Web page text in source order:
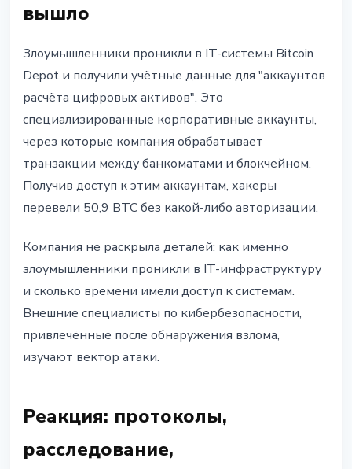
вышло
Злоумышленники проникли в IT-системы Bitcoin
Depot и получили учётные данные для "аккаунтов
расчёта цифровых активов". Это
специализированные корпоративные аккаунты,
через которые компания обрабатывает
транзакции между банкоматами и блокчейном.
Получив доступ к этим аккаунтам, хакеры
перевели 50,9 BTC без какой-либо авторизации.
Компания не раскрыла деталей: как именно
злоумышленники проникли в IT-инфраструктуру
и сколько времени имели доступ к системам.
Внешние специалисты по кибербезопасности,
привлечённые после обнаружения взлома,
изучают вектор атаки.
Реакция: протоколы,
расследование,